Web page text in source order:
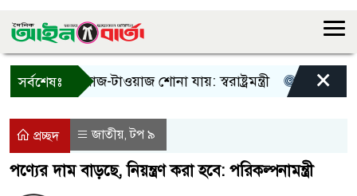
সর্বশেষঃ
শুধু আওয়াজ-টাওয়াজ শোনা যায়: স্বরাষ্ট্রমন্ত্রী তিন দিনের
×
প্রচ্ছদ জাতীয়,টপ ৯
পণ্যের দাম বাড়ছে, নিয়ন্ত্রণ করা হবে: পরিকল্পনামন্ত্রী